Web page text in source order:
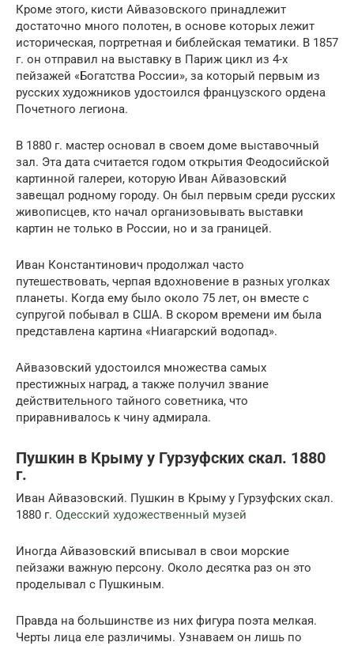
Кроме этого, кисти Айвазовского принадлежит
достаточно много полотен, в основе которых лежит
историческая, портретная и библейская тематики. В 1857
г. он отправил на выставку в Париж цикл из 4-х
пейзажей «Богатства России», за который первым из
русских художников удостоился французского ордена
Почетного легиона.
В 1880 г. мастер основал в своем доме выставочный
зал. Эта дата считается годом открытия Феодосийской
картинной галереи, которую Иван Айвазовский
завещал родному городу. Он был первым среди русских
живописцев, кто начал организовывать выставки
картин не только в России, но и за границей.
Иван Константинович продолжал часто
путешествовать, черпая вдохновение в разных уголках
планеты. Когда ему было около 75 лет, он вместе с
супругой побывал в США. В скором времени им была
представлена картина «Ниагарский водопад».
Айвазовский удостоился множества самых
престижных наград, а также получил звание
действительного тайного советника, что
приравнивалось к чину адмирала.
Пушкин в Крыму у Гурзуфских скал. 1880
г.
Иван Айвазовский. Пушкин в Крыму у Гурзуфских скал.
1880 г. Одесский художественный музей
Иногда Айвазовский вписывал в свои морские
пейзажи важную персону. Около десятка раз он это
проделывал с Пушкиным.
Правда на большинстве из них фигура поэта мелкая.
Черты лица еле различимы. Узнаваем он лишь по